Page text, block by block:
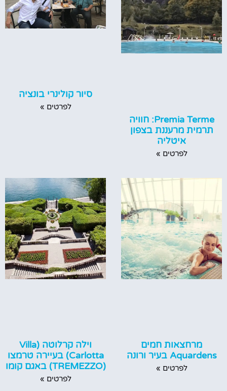
Premia Terme: חוויה
תרמית מרעננת בצפון
איטליה
לפרטים »
סיור קולינרי בונציה
לפרטים »
מרחצאות חמים
Aquardens בעיר ורונה
לפרטים »
וילה קרלוטה (Villa
Carlotta) בעיירה טרמצו
(TREMEZZO) באגם קומו
לפרטים »